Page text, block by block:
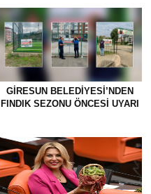
GİRESUN BELEDİYESİ’NDEN
FINDIK SEZONU ÖNCESİ UYARI